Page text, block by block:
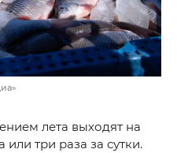
лета выходят на
три раза за сутки.